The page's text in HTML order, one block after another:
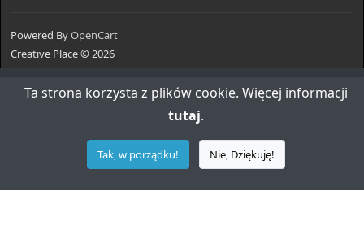
Powered ByOpenCart
Creative Place © 2026
Ta strona korzysta z plików cookie. Więcej informacji
tutaj.
Tak, w porządku! Nie, Dziękuję!